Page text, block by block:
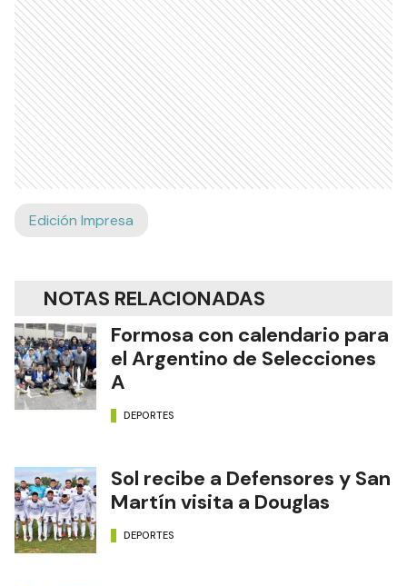
Edición Impresa
NOTAS RELACIONADAS
Formosa con calendario para
el Argentino de Selecciones
A
DEPORTES
Sol recibe a Defensores y San
Martín visita a Douglas
DEPORTES